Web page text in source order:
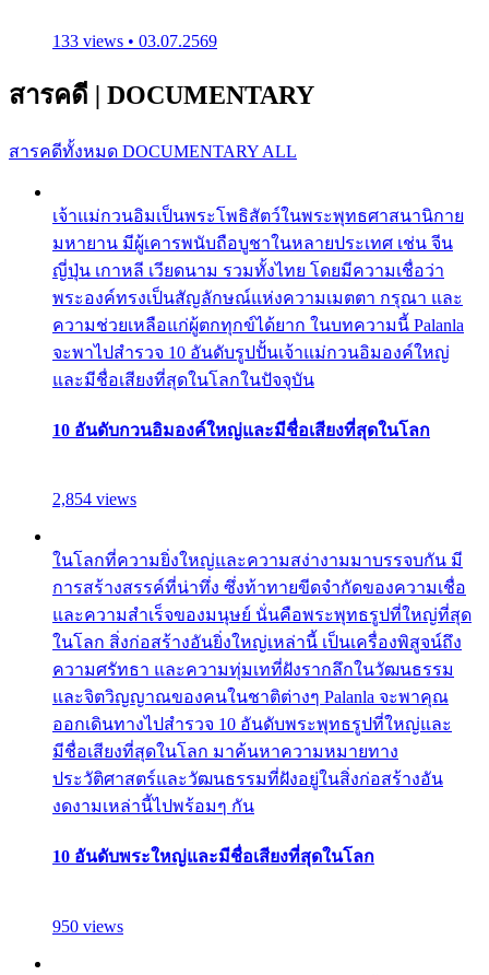
133 views • 03.07.2569
สารคดี | DOCUMENTARY
สารคดีทั้งหมด DOCUMENTARY ALL
เจ้าแม่กวนอิมเป็นพระโพธิสัตว์ในพระพุทธศาสนานิกาย
มหายาน มีผู้เคารพนับถือบูชาในหลายประเทศ เช่น จีน
ญี่ปุ่น เกาหลี เวียดนาม รวมทั้งไทย โดยมีความเชื่อว่า
พระองค์ทรงเป็นสัญลักษณ์แห่งความเมตตา กรุณา และ
ความช่วยเหลือแก่ผู้ตกทุกข์ได้ยาก ในบทความนี้ Palanla
จะพาไปสำรวจ 10 อันดับรูปปั้นเจ้าแม่กวนอิมองค์ใหญ่
และมีชื่อเสียงที่สุดในโลกในปัจจุบัน
10 อันดับกวนอิมองค์ใหญ่และมีชื่อเสียงที่สุดในโลก
2,854 views
ในโลกที่ความยิ่งใหญ่และความสง่างามมาบรรจบกัน มี
การสร้างสรรค์ที่น่าทึ่ง ซึ่งท้าทายขีดจำกัดของความเชื่อ
และความสำเร็จของมนุษย์ นั่นคือพระพุทธรูปที่ใหญ่ที่สุด
ในโลก สิ่งก่อสร้างอันยิ่งใหญ่เหล่านี้ เป็นเครื่องพิสูจน์ถึง
ความศรัทธา และความทุ่มเทที่ฝังรากลึกในวัฒนธรรม
และจิตวิญญาณของคนในชาติต่างๆ Palanla จะพาคุณ
ออกเดินทางไปสำรวจ 10 อันดับพระพุทธรูปที่ใหญ่และ
มีชื่อเสียงที่สุดในโลก มาค้นหาความหมายทาง
ประวัติศาสตร์และวัฒนธรรมที่ฝังอยู่ในสิ่งก่อสร้างอัน
งดงามเหล่านี้ไปพร้อมๆ กัน
10 อันดับพระใหญ่และมีชื่อเสียงที่สุดในโลก
950 views